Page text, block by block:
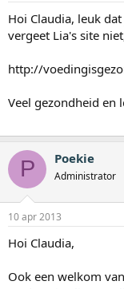
Hoi Claudia, leuk
vergeet Lia's site
http://
Veel gezondheid en
P Poekie
Administrator
10 apr 2013
Hoi Claudia,
Ook een welkom